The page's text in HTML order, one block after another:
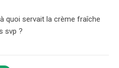
quoi servait la crème fraîche
svp ?